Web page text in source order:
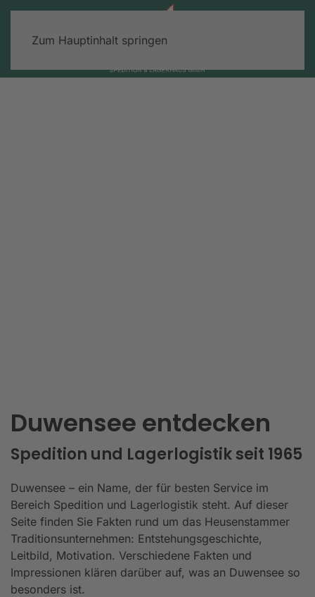
Zum Hauptinhalt springen
Duwensee entdecken
Spedition und Lagerlogistik seit 1965
Duwensee – ein Name, der für besten Service im
Bereich Spedition und Lagerlogistik steht. Auf dieser
Seite finden Sie Fakten rund um das Heusenstammer
Traditionsunternehmen: Entstehungsgeschichte,
Leitbild, Motivation. Verschiedene Fakten und
Impressionen klären darüber auf, was an Duwensee so
besonders ist.